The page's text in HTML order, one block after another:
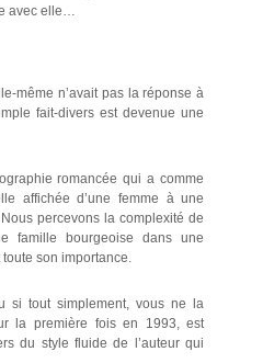
avec elle…
même n’avait pas la réponse à
fait-divers est devenue une
romancée qui a comme
affichée d’une femme à une
percevons la complexité de
famille bourgeoise dans une
son importance.
si tout simplement, vous ne la
la première fois en 1993, est
du style fluide de l’auteur qui